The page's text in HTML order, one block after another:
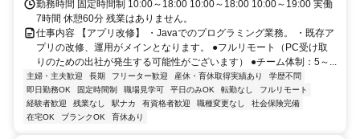
勤務時間 固定時間制 10:00～18:00 10:00～18:00 10:00～19:00 実働
7時間 休憩60分 残業はありません。
仕事内容 【アプリ改修】 ・Javaでのプログラミング業務。 ・既存ア
プリの改修、運用がメインとなります。 ●フルリモート（PC受け取
りのための出社が発生する可能性がございます） ●チーム体制：5～...
主婦・主夫歓迎 長期 フリーター歓迎 産休・育休取得実績あり
学歴不問
即日勤務OK
固定時間制 職場見学可 平日のみOK 転勤なし
フルリモート
経験者歓迎
残業なし 駅ナカ 有資格者歓迎 職種変更なし
社会保険完備
在宅OK
ブランクOK 育休あり